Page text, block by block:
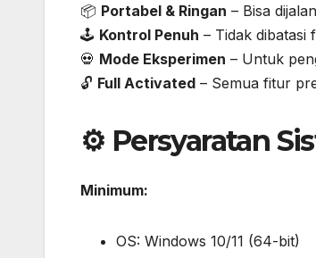
📦 Portabel & Ringan – Bisa
🕹️ Kontrol Penuh – Tidak dibatasi
💀 Mode Eksperimen – Untuk
🔓 Full Activated – Semua fitur
⚙️ Persyaratan
Minimum:
OS: Windows 10/11 (64-bit)